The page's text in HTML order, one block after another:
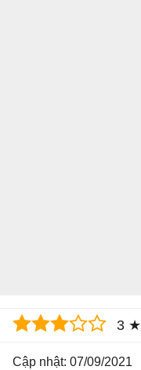
3 ★
Cập nhật: 07/09/2021